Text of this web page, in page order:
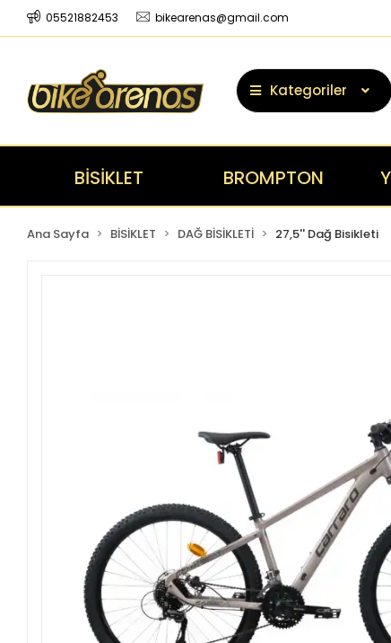
05521882453 bikearenas@gmail.com
Kategoriler
BİSİKLET BROMPTON
Ana Sayfa BİSİKLET DAĞ BİSİKLETİ 27,5'' Dağ Bisikleti